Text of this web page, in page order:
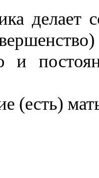
делает
(есть)